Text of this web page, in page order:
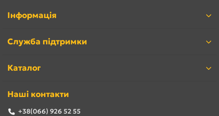
Інформація
Служба підтримки
Каталог
Наші контакти
+38(066) 926 52 55